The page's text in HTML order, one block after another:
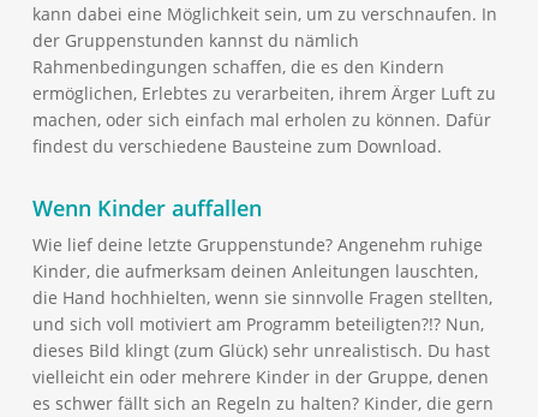
kann dabei eine Möglichkeit sein, um zu verschnaufen. In
der Gruppenstunden kannst du nämlich
Rahmenbedingungen schaffen, die es den Kindern
ermöglichen, Erlebtes zu verarbeiten, ihrem Ärger Luft zu
machen, oder sich einfach mal erholen zu können. Dafür
findest du verschiedene Bausteine zum Download.
Wenn Kinder auffallen
Wie lief deine letzte Gruppenstunde? Angenehm ruhige
Kinder, die aufmerksam deinen Anleitungen lauschten,
die Hand hochhielten, wenn sie sinnvolle Fragen stellten,
und sich voll motiviert am Programm beteiligten?!? Nun,
dieses Bild klingt (zum Glück) sehr unrealistisch. Du hast
vielleicht ein oder mehrere Kinder in der Gruppe, denen
es schwer fällt sich an Regeln zu halten? Kinder, die gern